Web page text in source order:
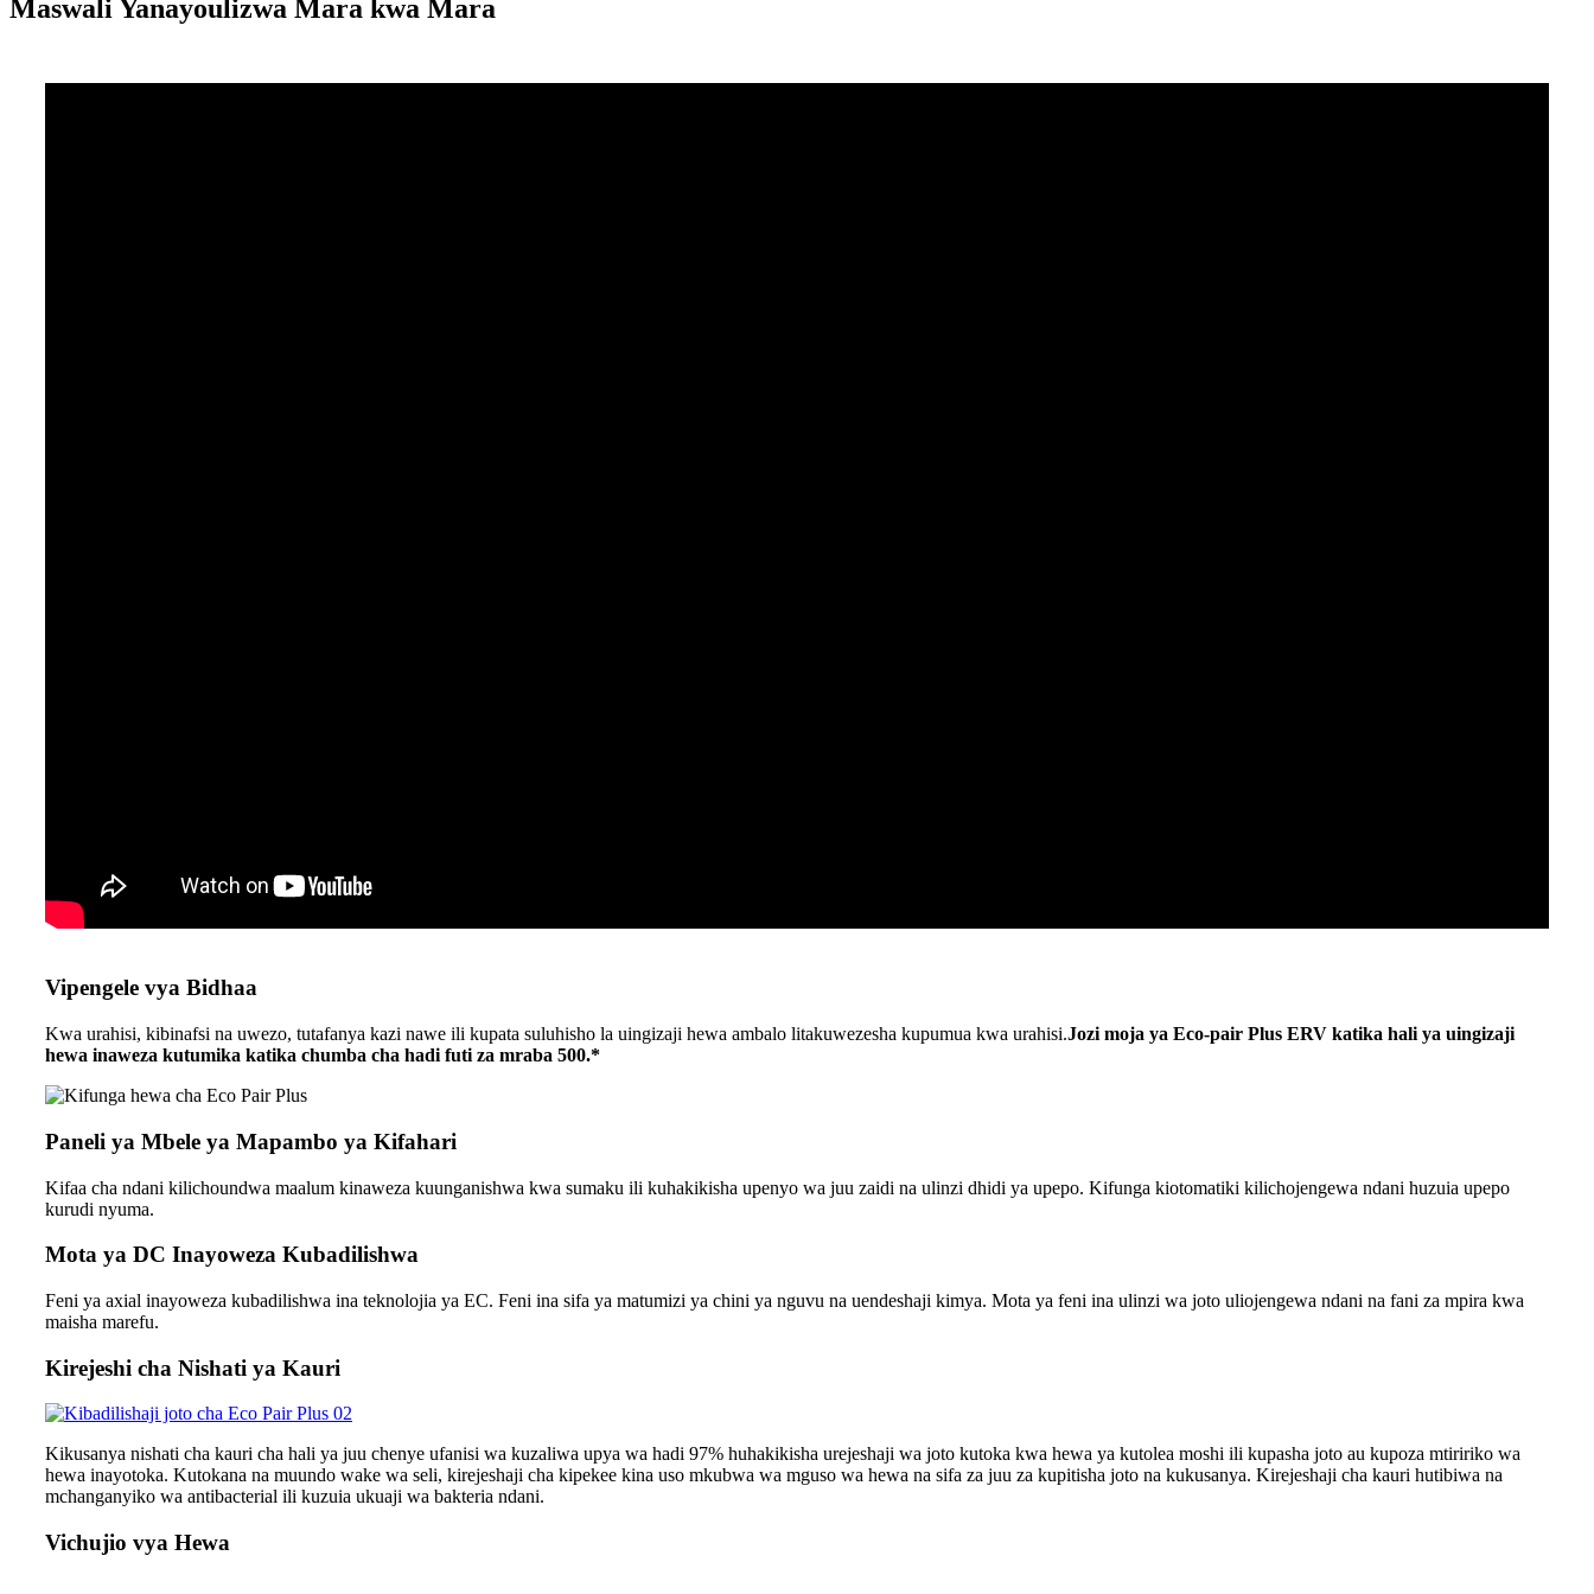
Maswali Yanayoulizwa Mara kwa Mara
Vipengele vya Bidhaa
Kwa urahisi, kibinafsi na uwezo, tutafanya kazi nawe ili kupata suluhisho la uingizaji hewa ambalo litakuwezesha kupumua kwa urahisi.Jozi moja ya Eco-pair Plus ERV katika hali ya uingizaji
hewa inaweza kutumika katika chumba cha hadi futi za mraba 500.*
Paneli ya Mbele ya Mapambo ya Kifahari
Kifaa cha ndani kilichoundwa maalum kinaweza kuunganishwa kwa sumaku ili kuhakikisha upenyo wa juu zaidi na ulinzi dhidi ya upepo. Kifunga kiotomatiki kilichojengewa ndani huzuia upepo
kurudi nyuma.
Mota ya DC Inayoweza Kubadilishwa
Feni ya axial inayoweza kubadilishwa ina teknolojia ya EC. Feni ina sifa ya matumizi ya chini ya nguvu na uendeshaji kimya. Mota ya feni ina ulinzi wa joto uliojengewa ndani na fani za mpira kwa
maisha marefu.
Kirejeshi cha Nishati ya Kauri
Kikusanya nishati cha kauri cha hali ya juu chenye ufanisi wa kuzaliwa upya wa hadi 97% huhakikisha urejeshaji wa joto kutoka kwa hewa ya kutolea moshi ili kupasha joto au kupoza mtiririko wa
hewa inayotoka. Kutokana na muundo wake wa seli, kirejeshaji cha kipekee kina uso mkubwa wa mguso wa hewa na sifa za juu za kupitisha joto na kukusanya. Kirejeshaji cha kauri hutibiwa na
mchanganyiko wa antibacterial ili kuzuia ukuaji wa bakteria ndani.
Vichujio vya Hewa